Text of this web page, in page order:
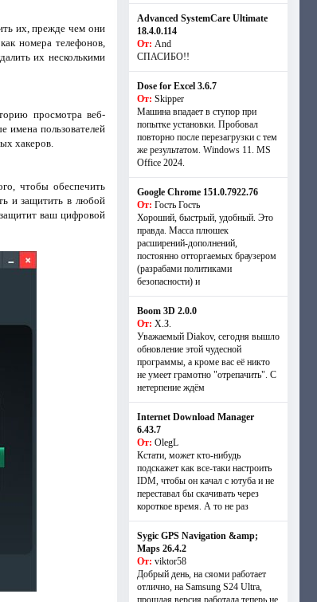
их, прежде чем они
номера телефонов,
их несколькими
просмотра веб-
имена пользователей
хакеров.
чтобы обеспечить
и защитить в любой
ваш цифровой
Advanced SystemCare Ultimate
18.4.0.114
От: And
СПАСИБО!!
Dose for Excel 3.6.7
От: Skipper
Машина впадает в ступор при
попытке установки. Пробовал
повторно после перезагрузки с тем
же результатом. Windows 11. MS
Offiсe 2024.
Google Chrome 151.0.7922.76
От: Гость Гость
Хороший, быстрый, удобный. Это
правда. Масса плюшек
расширений-дополнений,
постоянно отторгаемых браузером
(разрабами политиками
безопасности) и
Boom 3D 2.0.0
От: Х.З.
Уважаемый Diakov, сегодня вышло
обновление этой чудесной
программы, а кроме вас её никто
не умеет грамотно "отрепачить". С
нетерпение ждём
Internet Download Manager
6.43.7
От: OlegL
Кстати, может кто-нибудь
подскажет как все-таки настроить
IDM, чтобы он качал с ютуба и не
переставал бы скачивать через
короткое время. А то не раз
Sygic GPS Navigation &amp;
Maps 26.4.2
От: viktor58
Добрый день, на сяоми работает
отлично, на Samsung S24 Ultra,
прошлая версия работала,теперь не